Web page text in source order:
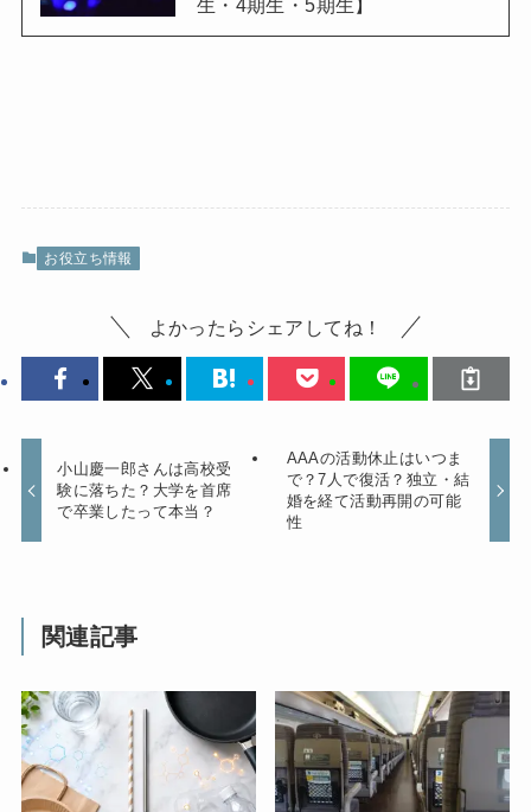
生・4期生・5期生】
お役立ち情報
よかったらシェアしてね！
小山慶一郎さんは高校受
験に落ちた？大学を首席
で卒業したって本当？
AAAの活動休止はいつま
で？7人で復活？独立・結
婚を経て活動再開の可能
性
関連記事